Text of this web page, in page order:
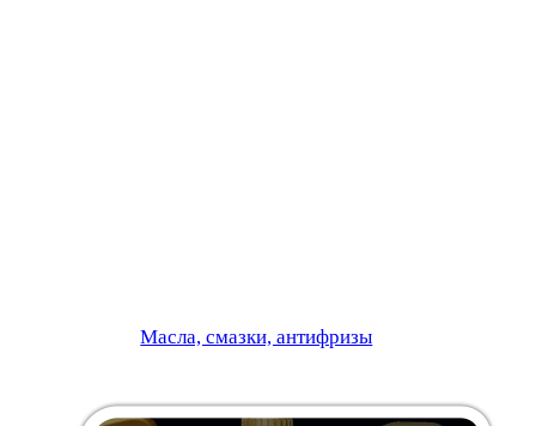
Масла, смазки, антифризы